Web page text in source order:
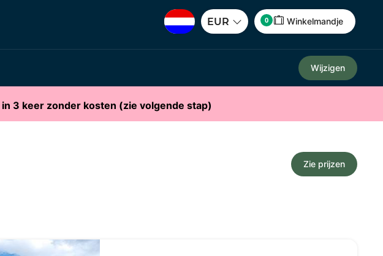
EUR 0 Winkelmandje
Wijzigen
3 keer zonder kosten (zie volgende stap)
Zie prijzen